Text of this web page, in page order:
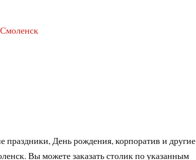
праздники, День рождения, корпоратив и другие
Вы можете заказать столик по указанным